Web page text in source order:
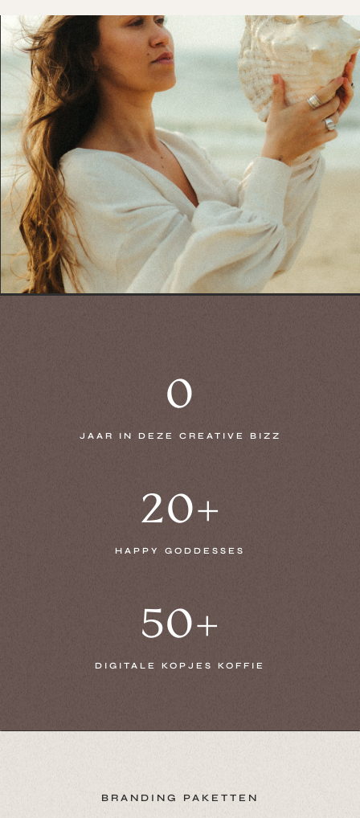
0
JAAR IN DEZE CREATIVE BIZZ
20+
HAPPY GODDESSES
50+
DIGITALE KOPJES KOFFIE
BRANDING PAKETTEN